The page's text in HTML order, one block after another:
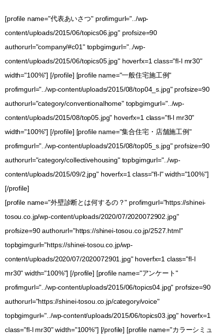
[profile name="代表あいさつ" profimgurl="../wp-
content/uploads/2015/06/topics06.jpg" profsize=90
authorurl="company/#c01" topbgimgurl="../wp-
content/uploads/2015/06/topics05.jpg" hoverfx=1 class="fl-l mr30"
width="100%"] [/profile] [profile name="一般住宅施工例"
profimgurl="../wp-content/uploads/2015/08/top04_s.jpg" profsize=90
authorurl="category/conventionalhome" topbgimgurl="../wp-
content/uploads/2015/08/top05.jpg" hoverfx=1 class="fl-l mr30"
width="100%"] [/profile] [profile name="集合住宅・店舗施工例"
profimgurl="../wp-content/uploads/2015/08/top05_s.jpg" profsize=90
authorurl="category/collectivehousing" topbgimgurl="../wp-
content/uploads/2015/09/2.jpg" hoverfx=1 class="fl-l" width="100%"]
[/profile]
[profile name="外壁診断とは何するの？" profimgurl="https://shinei-
tosou.co.jp/wp-content/uploads/2020/07/2020072902.jpg"
profsize=90 authorurl="https://shinei-tosou.co.jp/2527.html"
topbgimgurl="https://shinei-tosou.co.jp/wp-
content/uploads/2020/07/2020072901.jpg" hoverfx=1 class="fl-l
mr30" width="100%"] [/profile] [profile name="アンケート"
profimgurl="../wp-content/uploads/2015/06/topics04.jpg" profsize=90
authorurl="https://shinei-tosou.co.jp/category/voice"
topbgimgurl="../wp-content/uploads/2015/06/topics03.jpg" hoverfx=1
class="fl-l mr30" width="100%"] [/profile] [profile name="カラーシミュ